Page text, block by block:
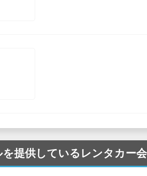
提供しているレンタカー